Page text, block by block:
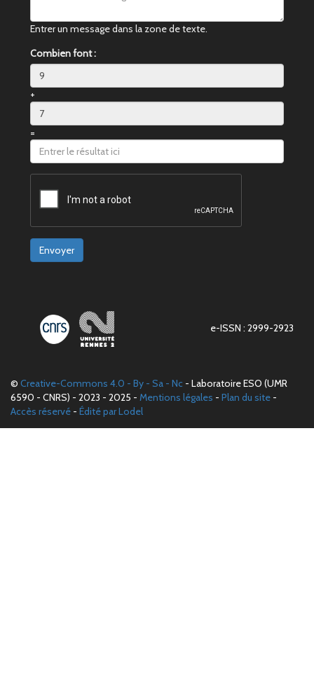
Entrer un message dans la zone de texte.
Combien font :
+
=
Envoyer
e-ISSN : 2999-2923
© Creative-Commons 4.0 - By - Sa - Nc - Laboratoire ESO (UMR
6590 - CNRS) - 2023 - 2025 - Mentions légales - Plan du site -
Accès réservé - Édité par Lodel